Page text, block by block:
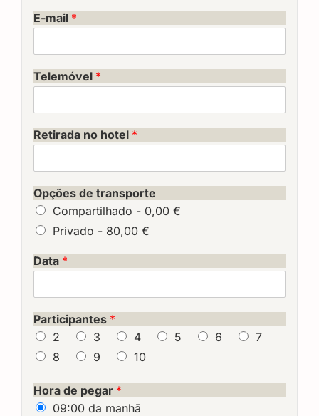
E-mail *
Telemóvel *
Retirada no hotel *
Opções de transporte
Compartilhado - 0,00 €
Privado - 80,00 €
Data *
Participantes *
2
3 4 5 6
7
8
9 10
Hora de pegar *
09:00 da manhã